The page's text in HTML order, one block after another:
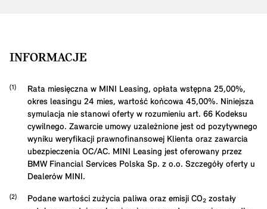
INFORMACJE
Rata miesięczna w MINI Leasing, opłata wstępna 25,00%,
okres leasingu 24 mies, wartość końcowa 45,00%. Niniejsza
symulacja nie stanowi oferty w rozumieniu art. 66 Kodeksu
cywilnego. Zawarcie umowy uzależnione jest od pozytywnego
wyniku weryfikacji prawnofinansowej Klienta oraz zawarcia
ubezpieczenia OC/AC. MINI Leasing jest oferowany przez
BMW Financial Services Polska Sp. z o.o. Szczegóły oferty u
Dealerów MINI.
Podane wartości zużycia paliwa oraz emisji CO₂ zostały